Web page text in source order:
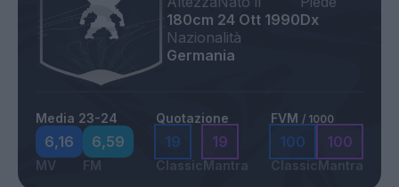
180cm 24 Ott 1990Dx
Nazionalità
Germania
Media 23-24
6,16
MV
6,59
FM
Quotazione
19
Classic
19
Mantra
FVM / 1000
100
Classic
100
Mantra